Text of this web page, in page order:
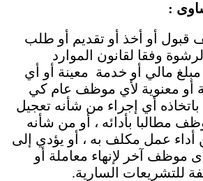
:
أو أخذ أو تقديم أو طلب
وفقا لقانون الموارد
مالي أو خدمة معينة أو أي
أو معنوية لأي موظف عام كي
أي إجراء من شأنه تعجيل
مطالبا بأدائه ، أو من شأنه
أداء عمل مكلف به ، أو يؤدي إلى
آخر لإنهاء معاملة أو
للتشريعات السارية.